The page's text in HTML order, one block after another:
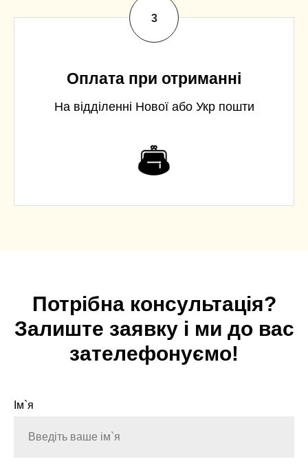
Оплата при отриманні
На відділенні Нової або Укр пошти
Потрібна консультація?
Залиште заявку і ми до вас
зателефонуємо!
Ім`я